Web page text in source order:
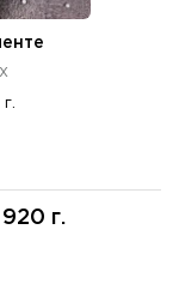
920 г.